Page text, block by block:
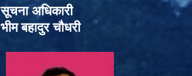
सूचना अधिकारी
भीम बहादुर चौधरी